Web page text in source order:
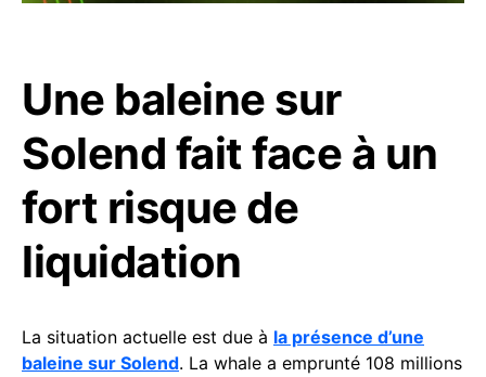
Une baleine sur
Solend fait face à un
fort risque de
liquidation
La situation actuelle est due à la présence d’une
baleine sur Solend. La whale a emprunté 108 millions